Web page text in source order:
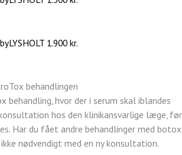
1.900 kr.
behandlingen
behandling, hvor der i serum skal iblandes
hos den klinikansvarlige læge, før
Har du fået andre behandlinger med botox
nødvendigt med en ny konsultation.